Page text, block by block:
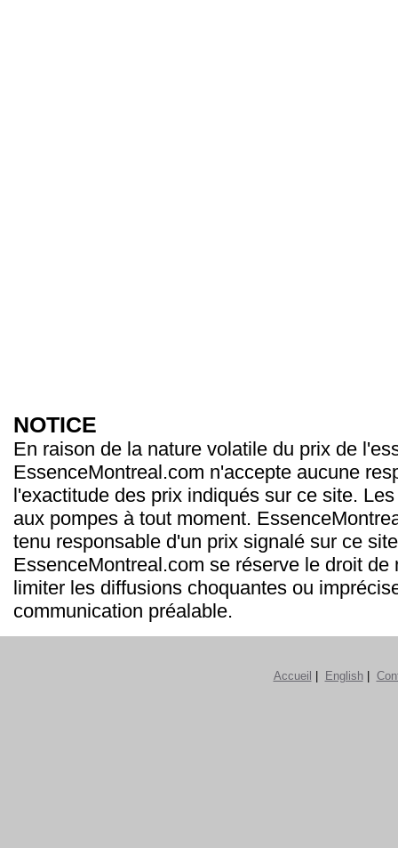
NOTICE
En raison de la nature volatile du prix de
EssenceMontreal.com n'accepte aucune
l'exactitude des prix indiqués sur ce site.
aux pompes à tout moment.
tenu responsable d'un prix signalé sur ce
EssenceMontreal.com se réserve le droit de
limiter les diffusions choquantes ou
communication préalable.
Accueil English|